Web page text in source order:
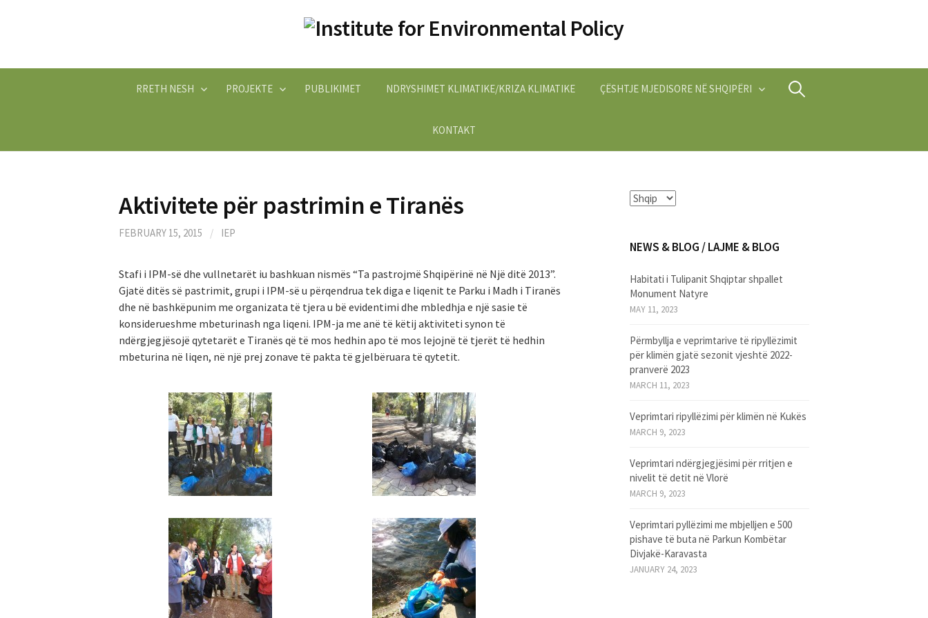
RRETH NESH PROJEKTE PUBLIKIMET NDRYSHIMET KLIMATIKE/KRIZA KLIMATIKE ÇËSHTJE MJEDISORE NË SHQIPËRI
KONTAKT
Search
Aktivitete për pastrimin e Tiranës
FEBRUARY 15, 2015 / IEP
Stafi i IPM-së dhe vullnetarët iu bashkuan nismës “Ta pastrojmë Shqipërinë në Një ditë 2013”.
Gjatë ditës së pastrimit, grupi i IPM-së u përqendrua tek diga e liqenit te Parku i Madh i Tiranës
dhe në bashkëpunim me organizata të tjera u bë evidentimi dhe mbledhja e një sasie të
konsiderueshme mbeturinash nga liqeni. IPM-ja me anë të këtij aktiviteti synon të
ndërgjegjësojë qytetarët e Tiranës që të mos hedhin apo të mos lejojnë të tjerët të hedhin
mbeturina në liqen, në një prej zonave të pakta të gjelbëruara të qytetit.
NEWS & BLOG / LAJME & BLOG
Habitati i Tulipanit Shqiptar shpallet
Monument Natyre
MAY 11, 2023
Përmbyllja e veprimtarive të ripyllëzimit
për klimën gjatë sezonit vjeshtë 2022-
pranverë 2023
MARCH 11, 2023
Veprimtari ripyllëzimi për klimën në Kukës
MARCH 9, 2023
Veprimtari ndërgjegjësimi për rritjen e
nivelit të detit në Vlorë
MARCH 9, 2023
Veprimtari pyllëzimi me mbjelljen e 500
pishave të buta në Parkun Kombëtar
Divjakë-Karavasta
JANUARY 24, 2023